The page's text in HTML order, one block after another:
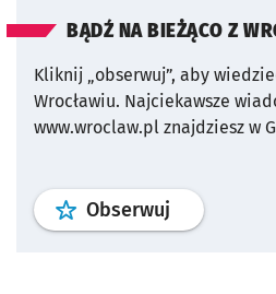
BĄDŹ NA BIEŻĄCO Z
Kliknij „obserwuj”, aby
Wrocławiu. Najciekawsze
www.wroclaw.pl znajdziesz w
Obserwuj profil